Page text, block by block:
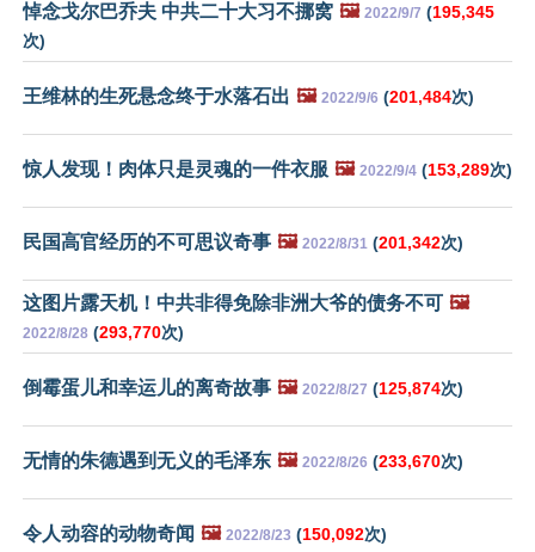
悼念戈尔巴乔夫 中共二十大习不挪窝 🖼️ 2022/9/7 (195,345
次)
王维林的生死悬念终于水落石出 🖼️ 2022/9/6 (201,484次)
惊人发现！肉体只是灵魂的一件衣服 🖼️ 2022/9/4 (153,289次)
民国高官经历的不可思议奇事 🖼️ 2022/8/31 (201,342次)
这图片露天机！中共非得免除非洲大爷的债务不可 🖼️
2022/8/28 (293,770次)
倒霉蛋儿和幸运儿的离奇故事 🖼️ 2022/8/27 (125,874次)
无情的朱德遇到无义的毛泽东 🖼️ 2022/8/26 (233,670次)
令人动容的动物奇闻 🖼️ 2022/8/23 (150,092次)